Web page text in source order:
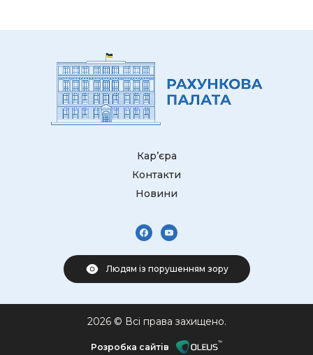
Кар’єра
Контакти
Новини
Людям із порушенням зору
2026 © Всі права захищено.
Розробка сайтів